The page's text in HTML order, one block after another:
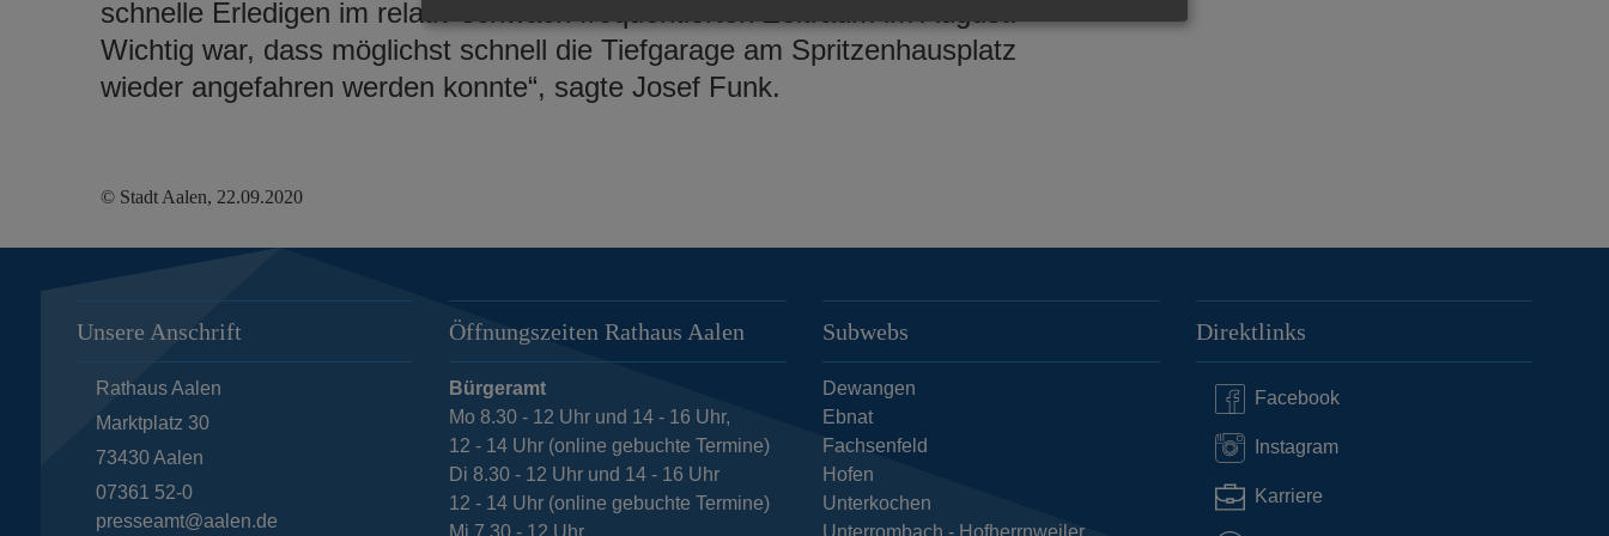
schnelle Erledigen im relativ schwach frequentierten Zeitraum im August.
Wichtig war, dass möglichst schnell die Tiefgarage am Spritzenhausplatz
wieder angefahren werden konnte“, sagte Josef Funk.
© Stadt Aalen, 22.09.2020
Unsere Anschrift
Rathaus Aalen
Marktplatz 30
73430 Aalen
07361 52-0
presseamt@aalen.de
Öffnungszeiten Rathaus Aalen
Bürgeramt
Mo 8.30 - 12 Uhr und 14 - 16 Uhr,
12 - 14 Uhr (online gebuchte Termine)
Di 8.30 - 12 Uhr und 14 - 16 Uhr
12 - 14 Uhr (online gebuchte Termine)
Mi 7.30 - 12 Uhr
Subwebs
Dewangen
Ebnat
Fachsenfeld
Hofen
Unterkochen
Unterrombach - Hofherrnweiler
Direktlinks
Facebook
Instagram
Karriere